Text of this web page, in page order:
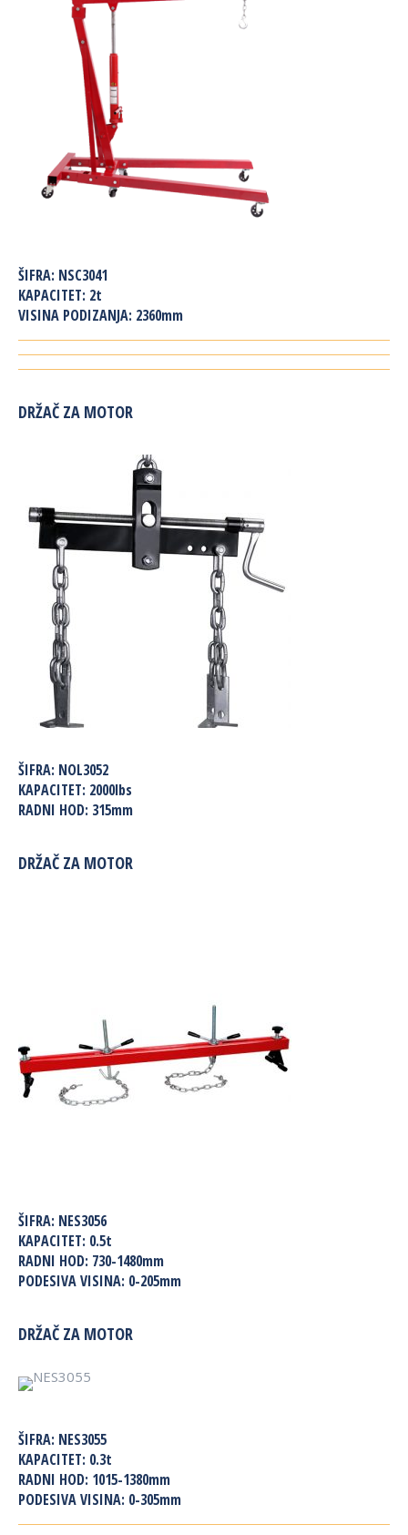
ŠIFRA: NSC3041
KAPACITET: 2t
VISINA PODIZANJA: 2360mm
DRŽAČ ZA MOTOR
ŠIFRA: NOL3052
KAPACITET: 2000lbs
RADNI HOD: 315mm
DRŽAČ ZA MOTOR
ŠIFRA: NES3056
KAPACITET: 0.5t
RADNI HOD: 730-1480mm
PODESIVA VISINA: 0-205mm
DRŽAČ ZA MOTOR
ŠIFRA: NES3055
KAPACITET: 0.3t
RADNI HOD: 1015-1380mm
PODESIVA VISINA: 0-305mm